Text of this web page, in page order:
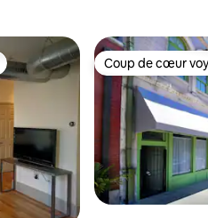
plus appréciés Coup de cœur
Coup de cœur